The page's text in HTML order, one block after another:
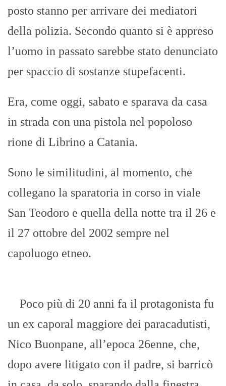
posto stanno per arrivare dei mediatori
della polizia. Secondo quanto si è appreso
l’uomo in passato sarebbe stato denunciato
per spaccio di sostanze stupefacenti.
Era, come oggi, sabato e sparava da casa
in strada con una pistola nel popoloso
rione di Librino a Catania.
Sono le similitudini, al momento, che
collegano la sparatoria in corso in viale
San Teodoro e quella della notte tra il 26 e
il 27 ottobre del 2002 sempre nel
capoluogo etneo.
Poco più di 20 anni fa il protagonista fu
un ex caporal maggiore dei paracadutisti,
Nico Buonpane, all’epoca 26enne, che,
dopo avere litigato con il padre, si barricò